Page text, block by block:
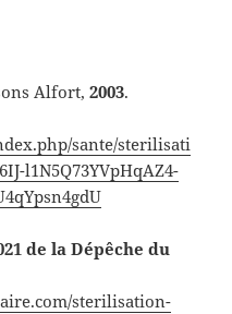
Alfort,2003.
sante/sterilisati
l1N5Q73YVpHqAZ4-
de la Dépêche du
sterilisation-